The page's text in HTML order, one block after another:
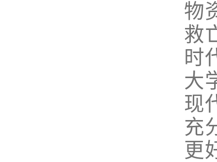
物
救
时
大
现
充
更